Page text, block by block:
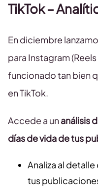
TikTok –
En diciembre
para Instagram
funcionado tan bien
en TikTok.
Accede a unanálisis
días de vida de tus
Analiza al
tus